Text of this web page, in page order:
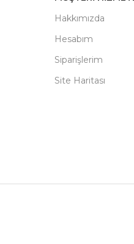
Hakkımızda
Hesabım
Siparişlerim
Site Haritası